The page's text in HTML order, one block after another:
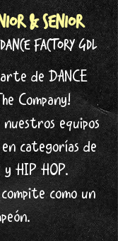
& SENIOR
DANCE FACTORY GDL
de DANCE
Company!
equipos
categorías de
y HIP HOP.
como un